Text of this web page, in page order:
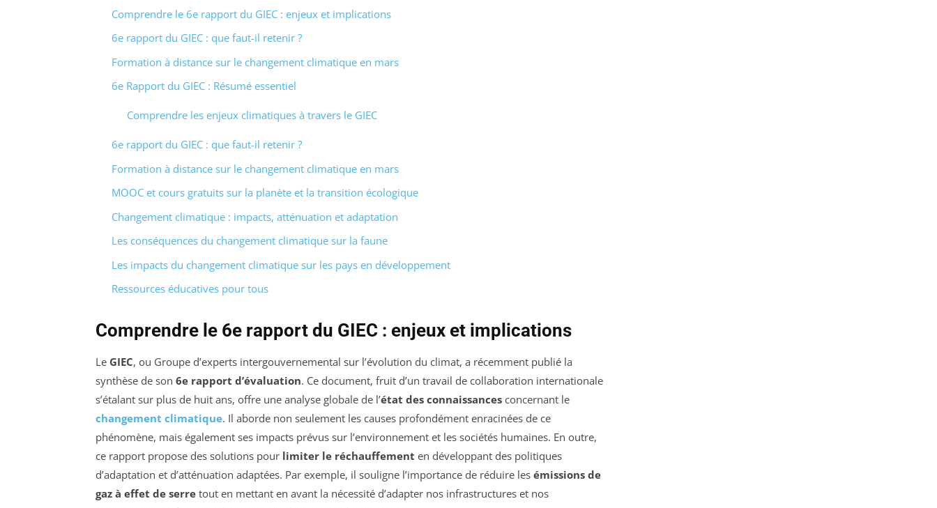
Comprendre le 6e rapport du GIEC : enjeux et implications
6e rapport du GIEC : que faut-il retenir ?
Formation à distance sur le changement climatique en mars
6e Rapport du GIEC : Résumé essentiel
Comprendre les enjeux climatiques à travers le GIEC
6e rapport du GIEC : que faut-il retenir ?
Formation à distance sur le changement climatique en mars
MOOC et cours gratuits sur la planète et la transition écologique
Changement climatique : impacts, atténuation et adaptation
Les conséquences du changement climatique sur la faune
Les impacts du changement climatique sur les pays en développement
Ressources éducatives pour tous
Comprendre le 6e rapport du GIEC : enjeux et implications
Le GIEC, ou Groupe d’experts intergouvernemental sur l’évolution du climat, a récemment publié la
synthèse de son 6e rapport d’évaluation. Ce document, fruit d’un travail de collaboration internationale
s’étalant sur plus de huit ans, offre une analyse globale de l’état des connaissances concernant le
changement climatique. Il aborde non seulement les causes profondément enracinées de ce
phénomène, mais également ses impacts prévus sur l’environnement et les sociétés humaines. En outre,
ce rapport propose des solutions pour limiter le réchauffement en développant des politiques
d’adaptation et d’atténuation adaptées. Par exemple, il souligne l’importance de réduire les émissions de
gaz à effet de serre tout en mettant en avant la nécessité d’adapter nos infrastructures et nos